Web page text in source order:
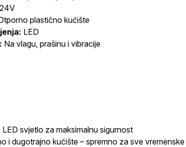
plastično kućište
LED
Na vlagu, prašinu i vibracije
svjetlo za maksimalnu sigurnost
i dugotrajno kućište – spremno za sve